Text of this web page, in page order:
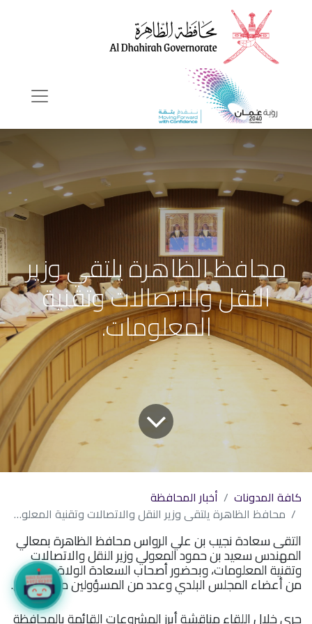
محافظ الظاهرة يلتقي وزير
النقل والاتصالات وتقنية
المعلومات.
كافة المدونات
أخبار المحافظة
محافظ الظاهرة يلتقي وزير النقل والاتصالات وتقنية المعلومات.
التقى سعادة نجيب بن علي الرواس محافظ الظاهرة بمعالي
المهندس سعيد بن حمود المعولي وزير النقل والاتصالات
وتقنية المعلومات، وبحضور أصحاب السعادة الولاة وعدد
من أعضاء المجلس البلدي وعدد من المسؤولين من الجانبين.
جرى خلال اللقاء مناقشة أبرز المشروعات القائمة بالمحافظة